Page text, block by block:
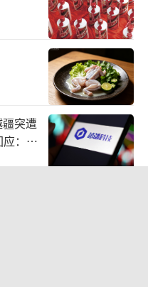
中秋等核心消费节
资源，强化品牌在
达与转化。
突遭
：离